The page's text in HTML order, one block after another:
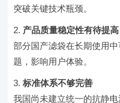
突破关键技术瓶颈。
产品质量稳定性有待提高
部分国产滤袋在长期使用
题，影响用户体验。
标准体系不够完善
我国尚未建立统一的抗静